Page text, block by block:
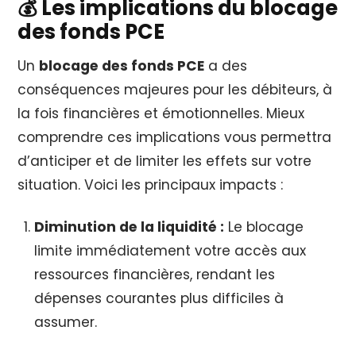
💰 Les implications du blocage
des fonds PCE
Un blocage des fonds PCE a des
conséquences majeures pour les débiteurs, à
la fois financières et émotionnelles. Mieux
comprendre ces implications vous permettra
d’anticiper et de limiter les effets sur votre
situation. Voici les principaux impacts :
Diminution de la liquidité : Le blocage
limite immédiatement votre accès aux
ressources financières, rendant les
dépenses courantes plus difficiles à
assumer.